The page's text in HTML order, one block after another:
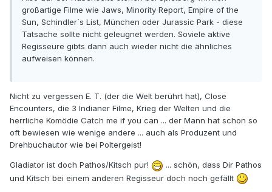
großartige Filme wie Jaws, Minority Report, Empire of the
Sun, Schindler´s List, München oder Jurassic Park - diese
Tatsache sollte nicht geleugnet werden. Soviele aktive
Regisseure gibts dann auch wieder nicht die ähnliches
aufweisen können.
Nicht zu vergessen E. T. (der die Welt berührt hat), Close
Encounters, die 3 Indianer Filme, Krieg der Welten und die
herrliche Komödie Catch me if you can ... der Mann hat schon so
oft bewiesen wie wenige andere ... auch als Produzent und
Drehbuchautor wie bei Poltergeist!
Gladiator ist doch Pathos/Kitsch pur!
... schön, dass Dir Pathos
und Kitsch bei einem anderen Regisseur doch noch gefällt